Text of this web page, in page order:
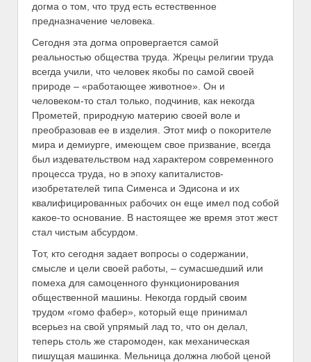
догма о том, что труд есть естественное
предназначение человека.
Сегодня эта догма опровергается самой
реальностью общества труда. Жрецы религии труда
всегда учили, что человек якобы по самой своей
природе – «работающее животное». Он и
человеком-то стал только, подчинив, как некогда
Прометей, природную материю своей воле и
преобразовав ее в изделия. Этот миф о покорителе
мира и демиурге, имеющем свое призвание, всегда
был издевательством над характером современного
процесса труда, но в эпоху капиталистов-
изобретателей типа Сименса и Эдисона и их
квалифицированных рабочих он еще имел под собой
какое-то основание. В настоящее же время этот жест
стал чистым абсурдом.
Тот, кто сегодня задает вопросы о содержании,
смысле и цели своей работы, – сумасшедший или
помеха для самоценного функционирования
общественной машины. Некогда гордый своим
трудом «гомо фабер», который еще принимал
всерьез на свой упрямый лад то, что он делал,
теперь столь же старомоден, как механическая
пишущая машинка. Мельница должна любой ценой